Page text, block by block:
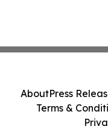
AboutPress
Terms &